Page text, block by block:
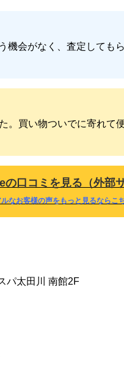
機会がなく、査定しても
。買い物ついでに寄れて
の口コミを見る（外部
なお客様の声をもっと見るならこ
パ太田川 南館2F